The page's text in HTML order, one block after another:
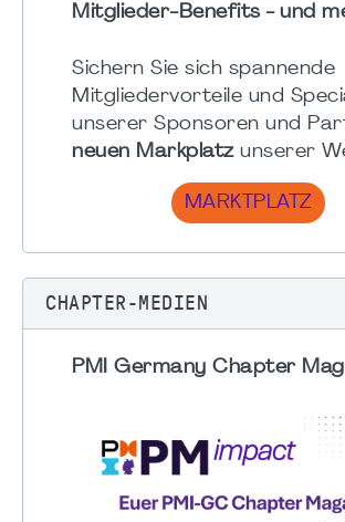
Mitglieder-Benefits - und
Sichern Sie sich spannende
Mitgliedervorteile und
unserer Sponsoren und
neuen Markplatzunserer
MARKTPLATZ
CHAPTER-MEDIEN
PMI Germany Chapter